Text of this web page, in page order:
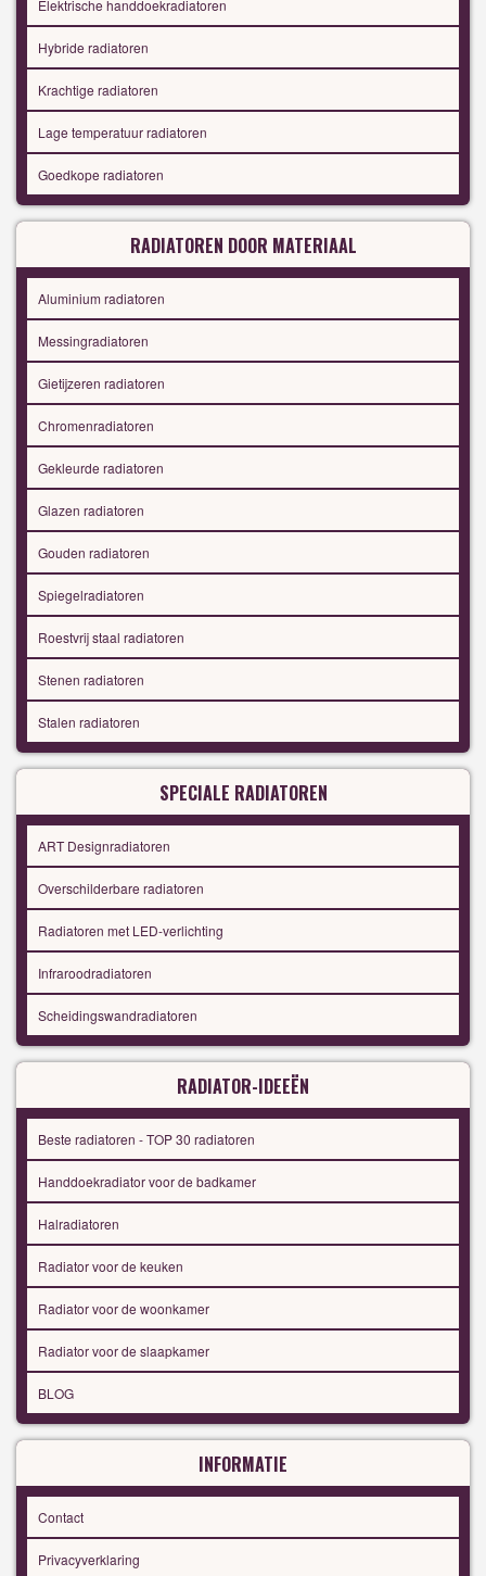
Elektrische handdoekradiatoren
Hybride radiatoren
Krachtige radiatoren
Lage temperatuur radiatoren
Goedkope radiatoren
RADIATOREN DOOR MATERIAAL
Aluminium radiatoren
Messingradiatoren
Gietijzeren radiatoren
Chromenradiatoren
Gekleurde radiatoren
Glazen radiatoren
Gouden radiatoren
Spiegelradiatoren
Roestvrij staal radiatoren
Stenen radiatoren
Stalen radiatoren
SPECIALE RADIATOREN
ART Designradiatoren
Overschilderbare radiatoren
Radiatoren met LED-verlichting
Infraroodradiatoren
Scheidingswandradiatoren
RADIATOR-IDEEËN
Beste radiatoren - TOP 30 radiatoren
Handdoekradiator voor de badkamer
Halradiatoren
Radiator voor de keuken
Radiator voor de woonkamer
Radiator voor de slaapkamer
BLOG
INFORMATIE
Contact
Privacyverklaring